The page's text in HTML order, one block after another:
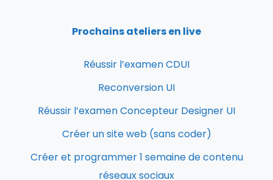
Prochains ateliers en live
Réussir l’examen CDUI
Reconversion UI
Réussir l’examen Concepteur Designer UI
Créer un site web (sans coder)
Créer et programmer 1 semaine de contenu
réseaux sociaux